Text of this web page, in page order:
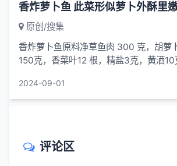
原创/搜集
香炸萝卜鱼原料净草鱼肉 300 克，胡萝
150克，香菜叶12 根，精盐3克，黄酒10
2024-09-01
评论区